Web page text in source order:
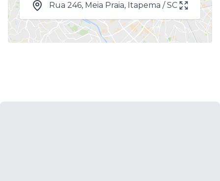
Rua 246, Meia Praia, Itapema / SC